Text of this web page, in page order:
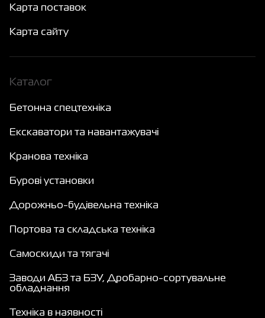
Карта поставок
Карта сайту
Каталог
Бетонна спецтехніка
Екскаватори та навантажувачі
Кранова техніка
Бурові установки
Дорожньо-будівельна техніка
Портова та складська техніка
Самоскиди та тягачі
Заводи АБЗ та БЗУ, Дробарно-сортувальне
обладнання
Техніка в наявності